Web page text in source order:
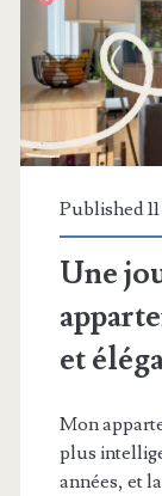
Published
Une
et
Mon
plus
années, et